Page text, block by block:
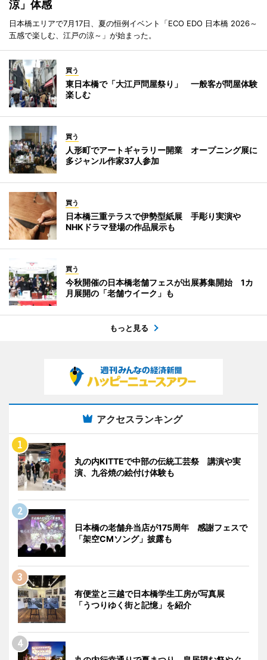
涼」体感
日本橋エリアで7月17日、夏の恒例イベント「ECO EDO 日本橋 2026～
五感で楽しむ、江戸の涼～」が始まった。
買う
東日本橋で「大江戸問屋祭り」 一般客が問屋体験
楽しむ
買う
人形町でアートギャラリー開業 オープニング展に
多ジャンル作家37人参加
買う
日本橋三重テラスで伊勢型紙展 手彫り実演や
NHKドラマ登場の作品展示も
買う
今秋開催の日本橋老舗フェスが出展募集開始 1カ
月展開の「老舗ウイーク」も
もっと見る
アクセスランキング
丸の内KITTEで中部の伝統工芸祭 講演や実
演、九谷焼の絵付け体験も
日本橋の老舗弁当店が175周年 感謝フェスで
「架空CMソング」披露も
有便堂と三越で日本橋学生工房が写真展
「うつりゆく街と記憶」を紹介